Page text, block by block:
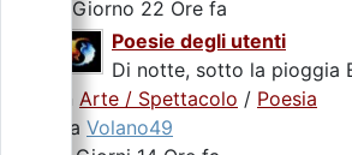
1 Giorno 22 Ore fa
Poesie degli utenti
Di notte, sotto la pioggia
Arte / Spettacolo / Poesia
da Volano49